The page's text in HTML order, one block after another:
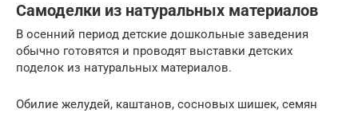
Самоделки из натуральных материалов
В осенний период детские дошкольные заведения
обычно готовятся и проводят выставки детских
поделок из натуральных материалов.
Обилие желудей, каштанов, сосновых шишек, семян